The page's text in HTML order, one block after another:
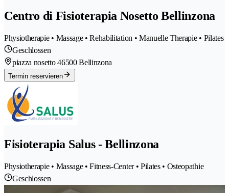
Centro di Fisioterapia Nosetto Bellinzona
Physiotherapie • Massage • Rehabilitation • Manuelle Therapie • Pilates
Geschlossen
piazza nosetto 46500 Bellinzona
Termin reservieren
Fisioterapia Salus - Bellinzona
Physiotherapie • Massage • Fitness-Center • Pilates • Osteopathie
Geschlossen